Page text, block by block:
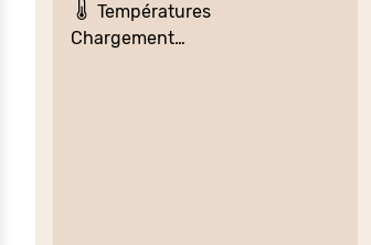
Températures
Chargement…